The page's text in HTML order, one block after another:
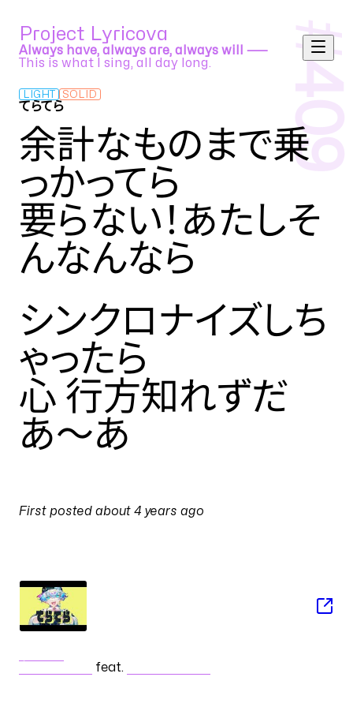
#
409
Project Lyricova
Always have, always are, always will ⸺
This is what I sing, all day long.
LIGHT SOLID
てらてら
余計なものまで乗
っかってら
要らない！あたしそ
んなんなら
シンクロナイズしち
ゃったら
心 行方知れずだ
あ～あ
First posted about 4 years ago
feat.